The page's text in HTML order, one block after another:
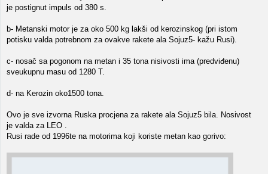
je postignut impuls od 380 s.
b- Metanski motor je za oko 500 kg lakši od kerozinskog (pri istom
potisku valda potrebnom za ovakve rakete ala Sojuz5- kažu Rusi).
c- nosač sa pogonom na metan i 35 tona nisivosti ima (predviđenu)
sveukupnu masu od 1280 T.
d- na Kerozin oko1500 tona.
Ovo je sve izvorna Ruska procjena za rakete ala Sojuz5 bila. Nosivost
je valda za LEO .
Rusi rade od 1996te na motorima koji koriste metan kao gorivo: